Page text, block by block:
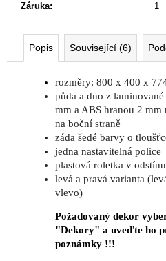
Záruka: 1
Popis Související (6)
rozměry: 800 x 400 x
půda a dno z
mm a ABS hranou 2 mm
na boční straně
záda šedé barvy o
jedna nastavitelná police
plastová roletka v
levá a pravá varianta
vlevo)
Požadovaný dekor
"Dekory" a uveďte ho
poznámky !!!